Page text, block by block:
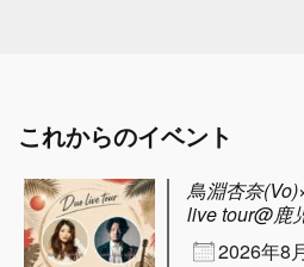
これからのイベント
鳥淵杏奈
live tour@鹿
2026年8